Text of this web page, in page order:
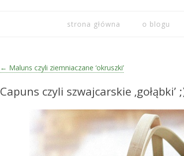
strona główna
o blogu
Zobacz wpisy
← Maluns czyli ziemniaczane ‘okruszki’
Capuns czyli szwajcarskie ‚gołąbki’